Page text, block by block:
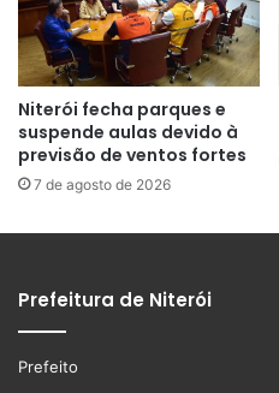
Niterói fecha parques e
suspende aulas devido à
previsão de ventos fortes
7 de agosto de 2026
Prefeitura de Niterói
Prefeito